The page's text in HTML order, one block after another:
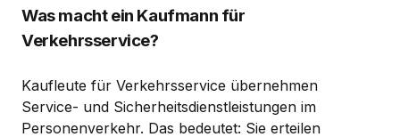
Was macht ein Kaufmann für
Verkehrsservice?
Kaufleute für Verkehrsservice übernehmen
Service- und Sicherheitsdienstleistungen im
Personenverkehr. Das bedeutet: Sie erteilen